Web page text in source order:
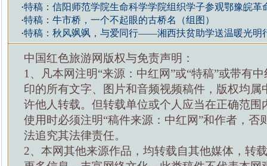
·特稿：信阳师范学院生命科学学院组织学子参观鄂豫皖革
·特稿：牛市桥，一个不起眼的古桥名（组图）
·特稿：秋风飒飒，与爱同行——湘西扶贫助学送温暖光明
中国红色旅游网版权与免责声明：
1、凡本网注明“来源：中红网”或“特稿”或带有
印的所有文字、图片和音频视频稿件，版权均属
许他人转载。但转载单位或个人应当在正确范围
使用时必须注明“稿件来源：中红网”和作者，否
法追究其法律责任。
2、本网其他来源作品，均转载自其他媒体，转